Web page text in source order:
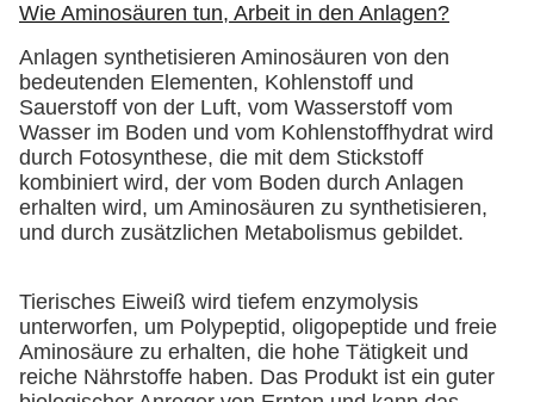
Wie Aminosäuren tun, Arbeit in den Anlagen?
Anlagen synthetisieren Aminosäuren von den
bedeutenden Elementen, Kohlenstoff und
Sauerstoff von der Luft, vom Wasserstoff vom
Wasser im Boden und vom Kohlenstoffhydrat wird
durch Fotosynthese, die mit dem Stickstoff
kombiniert wird, der vom Boden durch Anlagen
erhalten wird, um Aminosäuren zu synthetisieren,
und durch zusätzlichen Metabolismus gebildet.
Tierisches Eiweiß wird tiefem enzymolysis
unterworfen, um Polypeptid, oligopeptide und freie
Aminosäure zu erhalten, die hohe Tätigkeit und
reiche Nährstoffe haben. Das Produkt ist ein guter